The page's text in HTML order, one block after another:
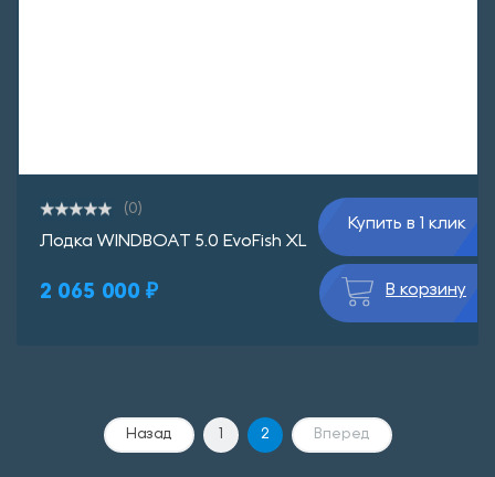
(0)
Лодка WINDBOAT 5.0 EvoFish XL
2 065 000 ₽
Купить в 1 клик
В корзину
Назад 2 Вперед